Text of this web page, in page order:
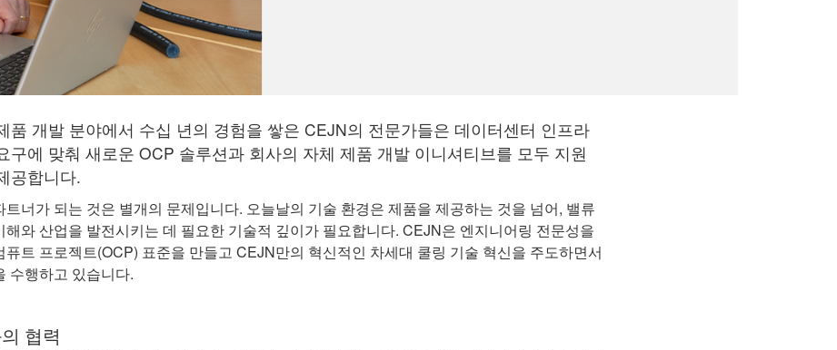
품 개발 분야에서 수십 년의 경험을 쌓은 CEJN의 전문가들은 데이터센터 인프라
구에 맞춰 새로운 OCP 솔루션과 회사의 자체 제품 개발 이니셔티브를 모두 지원
공합니다.
너가 되는 것은 별개의 문제입니다. 오늘날의 기술 환경은 제품을 제공하는 것을 넘어, 밸류
와 산업을 발전시키는 데 필요한 기술적 깊이가 필요합니다. CEJN은 엔지니어링 전문성을
트 프로젝트(OCP) 표준을 만들고 CEJN만의 혁신적인 차세대 쿨링 기술 혁신을 주도하면서
수행하고 있습니다.
협력